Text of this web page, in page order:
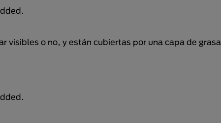
o no, y están cubiertas por una capa de grasa